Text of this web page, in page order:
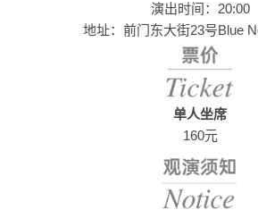
演出时间：20:00
地址：前门东大街23号Blue
单人坐席
160元